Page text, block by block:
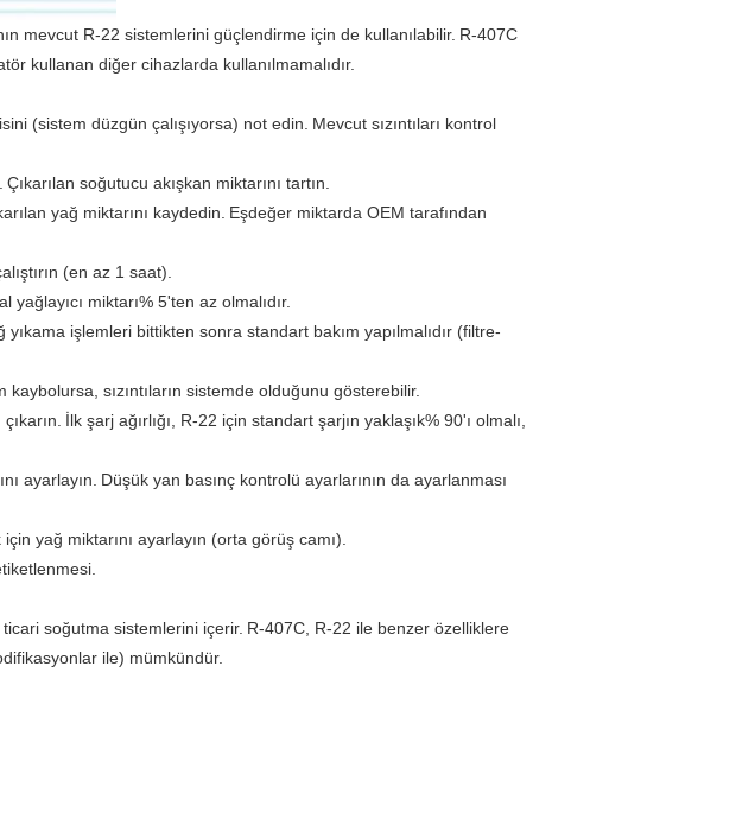
mevcut R-22 sistemlerini güçlendirme için de kullanılabilir. R-407C
kullanan diğer cihazlarda kullanılmamalıdır.
(sistem düzgün çalışıyorsa) not edin. Mevcut sızıntıları kontrol
Çıkarılan soğutucu akışkan miktarını tartın.
yağ miktarını kaydedin. Eşdeğer miktarda OEM tarafından
(en az 1 saat).
yağlayıcı miktarı% 5'ten az olmalıdır.
yıkama işlemleri bittikten sonra standart bakım yapılmalıdır (filtre-
kaybolursa, sızıntıların sistemde olduğunu gösterebilir.
İlk şarj ağırlığı, R-22 için standart şarjın yaklaşık% 90'ı olmalı,
ayarlayın. Düşük yan basınç kontrolü ayarlarının da ayarlanması
yağ miktarını ayarlayın (orta görüş camı).
soğutma sistemlerini içerir. R-407C, R-22 ile benzer özelliklere
ile) mümkündür.